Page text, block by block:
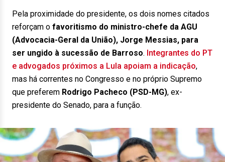
Pela proximidade do presidente, os dois nomes citados
reforçam o favoritismo do ministro-chefe da AGU
(Advocacia-Geral da União), Jorge Messias, para
ser ungido à sucessão de Barroso. Integrantes do PT
e advogados próximos a Lula apoiam a indicação,
mas há correntes no Congresso e no próprio Supremo
que preferem Rodrigo Pacheco (PSD-MG), ex-
presidente do Senado, para a função.